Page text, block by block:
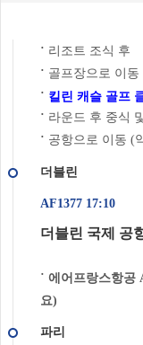
˙ 리조트 조식 후
˙ 골프장으로 이동
˙ 킬린 캐슬 골프
˙ 라운드 후 중식
˙ 공항으로 이동 (
더블린
AF1377 17:10
더블린 국제 공
˙ 에어프랑스항공
요)
파리